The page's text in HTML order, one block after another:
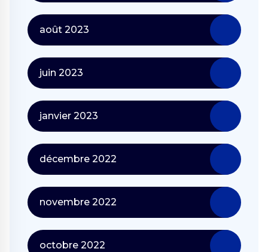
août 2023
juin 2023
janvier 2023
décembre 2022
novembre 2022
octobre 2022